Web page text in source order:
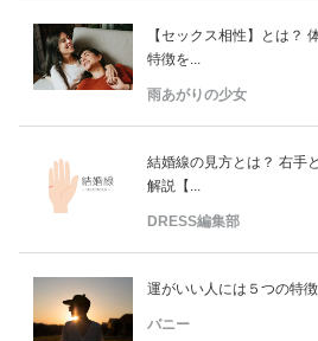
【セックス相性】とは？
特徴を...
雨あがりの少女
結婚線の見方とは？ 右手
解説【...
DRESS編集部
運がいい人には５つの特
バニー